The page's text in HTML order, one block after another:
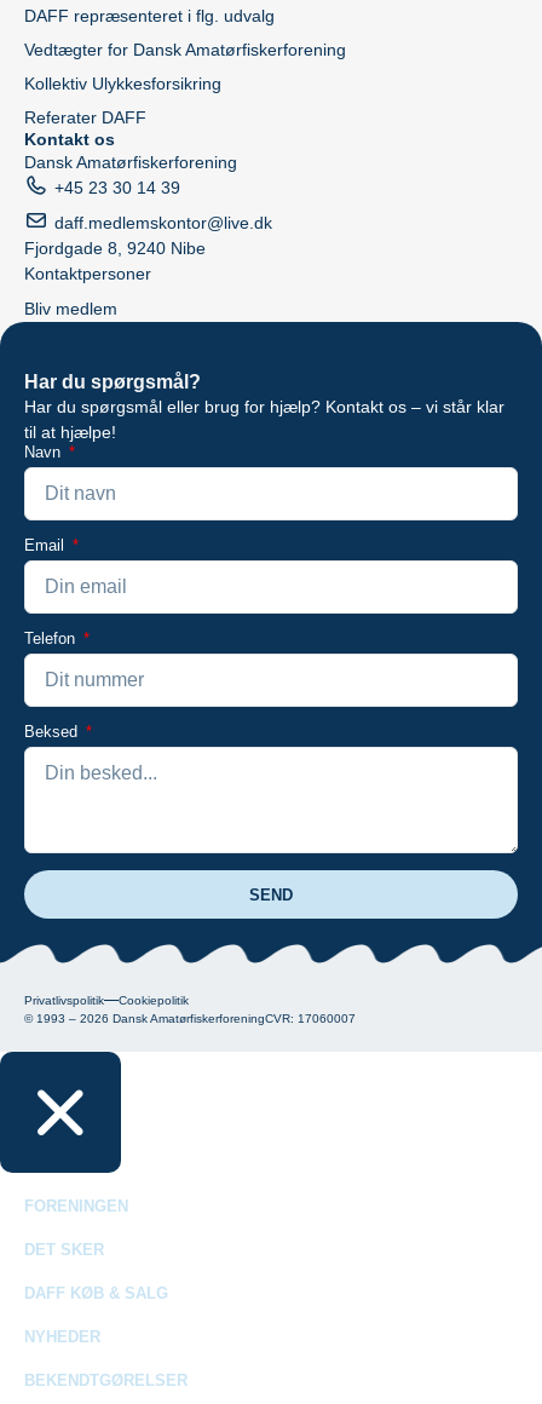
DAFF repræsenteret i flg. udvalg
Vedtægter for Dansk Amatørfiskerforening
Kollektiv Ulykkesforsikring
Referater DAFF
Kontakt os
Dansk Amatørfiskerforening
+45 23 30 14 39
daff.medlemskontor@live.dk
Fjordgade 8, 9240 Nibe
Kontaktpersoner
Bliv medlem
Har du spørgsmål?
Har du spørgsmål eller brug for hjælp? Kontakt os – vi står klar
til at hjælpe!
Navn
Email
Telefon
Beksed
SEND
© 1993 – 2026 Dansk AmatørfiskerforeningCVR: 17060007
Privatlivspolitik Cookiepolitik
FORENINGEN
DET SKER
DAFF KØB & SALG
NYHEDER
BEKENDTGØRELSER